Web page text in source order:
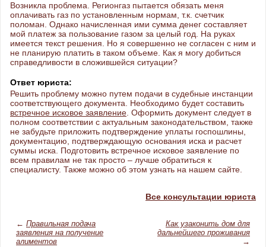
Возникла проблема. Регионгаз пытается обязать меня
оплачивать газ по установленным нормам, т.к. счетчик
поломан. Однако начисленная ими сумма денег составляет
мой платеж за пользование газом за целый год. На руках
имеется текст решения. Но я совершенно не согласен с ним и
не планирую платить в таком объеме. Как я могу добиться
справедливости в сложившейся ситуации?
Ответ юриста:
Решить проблему можно путем подачи в судебные инстанции
соответствующего документа. Необходимо будет составить
встречное исковое заявление. Оформить документ следует в
полном соответствии с актуальным законодательством, также
не забудьте приложить подтверждение уплаты госпошлины,
документацию, подтверждающую основания иска и расчет
суммы иска. Подготовить встречное исковое заявление по
всем правилам не так просто – лучше обратиться к
специалисту. Также можно об этом узнать на нашем сайте.
Все консультации юриста
← Правильная подача
заявления на получение
алиментов
Как узаконить дом для
дальнейшего проживания
→